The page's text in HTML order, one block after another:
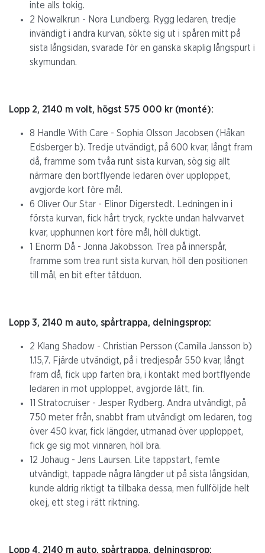
inte alls tokig.
2 Nowalkrun - Nora Lundberg. Rygg ledaren, tredje
invändigt i andra kurvan, sökte sig ut i spåren mitt på
sista långsidan, svarade för en ganska skaplig långspurt i
skymundan.
Lopp 2, 2140 m volt, högst 575 000 kr (monté):
8 Handle With Care - Sophia Olsson Jacobsen (Håkan
Edsberger b). Tredje utvändigt, på 600 kvar, långt fram
då, framme som tvåa runt sista kurvan, sög sig allt
närmare den bortflyende ledaren över upploppet,
avgjorde kort före mål.
6 Oliver Our Star - Elinor Digerstedt. Ledningen in i
första kurvan, fick hårt tryck, ryckte undan halvvarvet
kvar, upphunnen kort före mål, höll duktigt.
1 Enorm Då - Jonna Jakobsson. Trea på innerspår,
framme som trea runt sista kurvan, höll den positionen
till mål, en bit efter tätduon.
Lopp 3, 2140 m auto, spårtrappa, delningsprop:
2 Klang Shadow - Christian Persson (Camilla Jansson b)
1.15,7. Fjärde utvändigt, på i tredjespår 550 kvar, långt
fram då, fick upp farten bra, i kontakt med bortflyende
ledaren in mot upploppet, avgjorde lätt, fin.
11 Stratocruiser - Jesper Rydberg. Andra utvändigt, på
750 meter från, snabbt fram utvändigt om ledaren, tog
över 450 kvar, fick längder, utmanad över upploppet,
fick ge sig mot vinnaren, höll bra.
12 Johaug - Jens Laursen. Lite tappstart, femte
utvändigt, tappade några längder ut på sista långsidan,
kunde aldrig riktigt ta tillbaka dessa, men fullföljde helt
okej, ett steg i rätt riktning.
Lopp 4, 2140 m auto, spårtrappa, delningsprop: